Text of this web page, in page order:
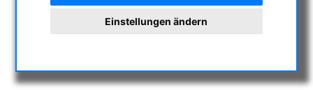
Einstellungen ändern